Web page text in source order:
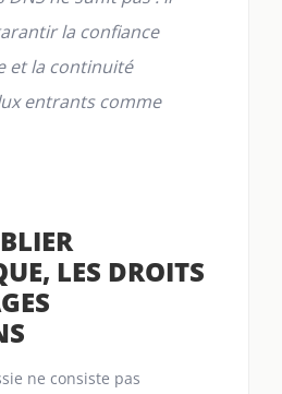
la confiance
et la continuité
entrants comme
LES DROITS
ne consiste pas